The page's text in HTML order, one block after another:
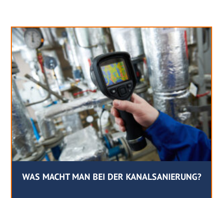
WAS MACHT MAN BEI DER KANALSANIERUNG?